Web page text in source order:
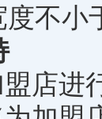
度不小
店进